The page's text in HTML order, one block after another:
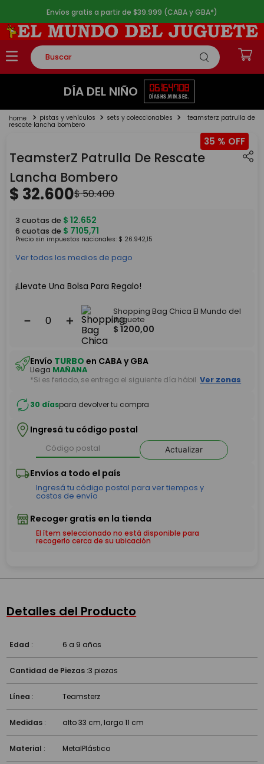
Envíos gratis a partir de $39.999 (CABA y GBA*)
Buscar
TÉRMINOS MÁS BUSCADOS
2.
lego
4 .
monopatin
5. toy story
DÍA DEL NIÑO 06
DÍAS
16
HS.
47
MIN.
07
SEG.
pistas y vehículos sets y coleccionables teamsterz patrulla de
rescate lancha bombero
35 %
TeamsterZ Patrulla De Rescate
Lancha Bombero
$ 32.600$50.400
3 cuotas de $ 12.652
6 cuotas de $ 7105,71
Precio sin impuestos nacionales: $ 26.942,15
Ver todos los medios de pago
¡Llevate Una Bolsa Para Regalo!
＋
－
Shopping Bag Chica El Mundo del
Juguete
$ 1200,00
Envío TURBO en CABA y GBA
Llega MAÑANA
*Si es feriado, se entrega el siguiente día hábil. Ver zonas
30 díaspara devolver tu compra
Ingresá tu código postal
Actualizar
El ítem seleccionado no está disponible para
recogerlo cerca de su ubicación
Detalles del Producto
Edad : 6 a 9 años
Cantidad de Piezas :3 piezas
Línea : Teamsterz
Medidas : alto 33 cm, largo 11 cm
Material : MetalPlástico